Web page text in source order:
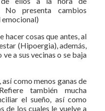
No presenta cambios
hacer cosas que antes, al
(Hipoergia), además,
a sus vecinas o se baja
como menos ganas de
también mucha
el sueño, así como
de los cuales le vuelve a